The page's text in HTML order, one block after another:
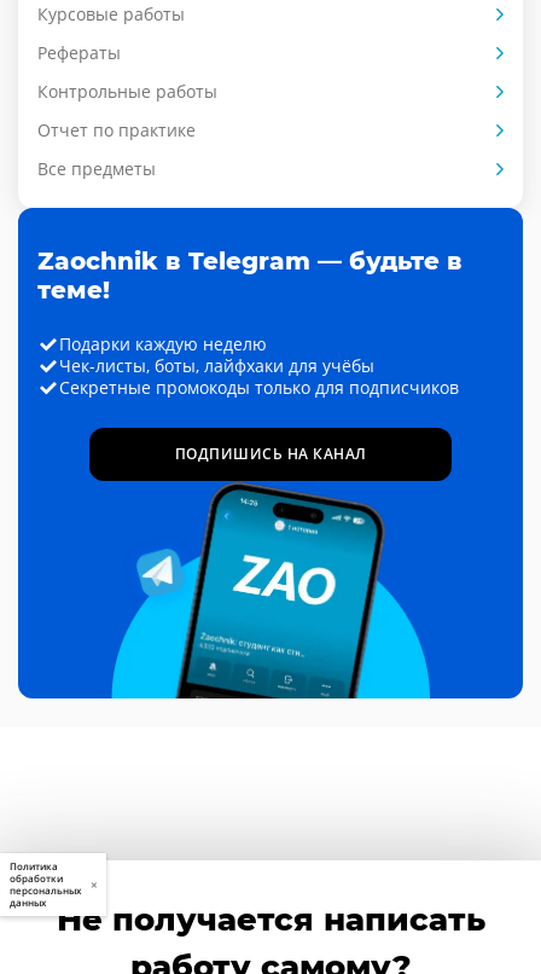
Курсовые работы
Рефераты
Контрольные работы
Отчет по практике
Все предметы
Zaochnik в Telegram — будьте в
теме!
Подарки каждую неделю
Чек-листы, боты, лайфхаки для учёбы
Секретные промокоды только для подписчиков
ПОДПИШИСЬ НА КАНАЛ
Не получается написать
Политика
обработки
персональных
данных
×